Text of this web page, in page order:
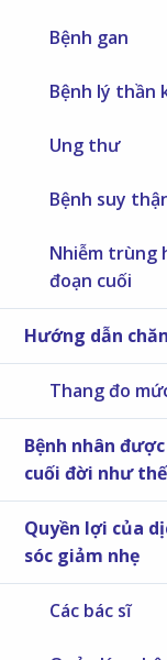
Bệnh gan
Bệnh lý thần
Ung thư
Bệnh suy
Nhiễm trùng
đoạn cuối
Hướng dẫn
Thang đo
Bệnh nhân
cuối đời như
Quyền lợi của
sóc giảm nhẹ
Các bác sĩ